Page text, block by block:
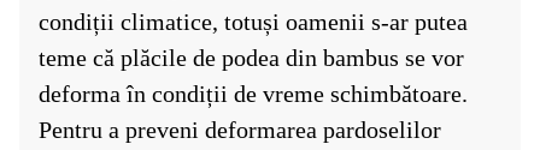
condiții climatice, totuși oamenii s-ar putea
teme că plăcile de podea din bambus se vor
deforma în condiții de vreme schimbătoare.
Pentru a preveni deformarea pardoselilor